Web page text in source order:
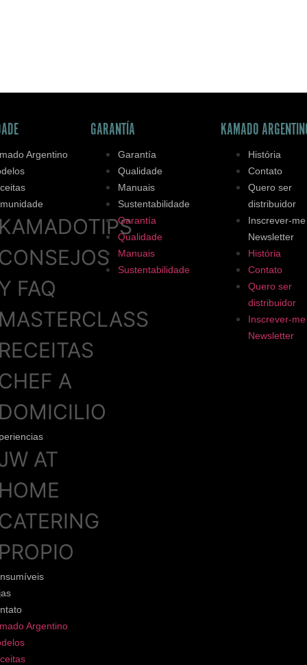
Argentino
KAMADOTIPS
CONSEJOS
FAQ
MASTERCLASS
RECEITAS
CHEF A
DOMICILIO
AT
HOME
CATERING
PROPIO
Argentino
GARANTÍA
Garantía
Qualidade
Manuais
Sustentabilidade
Garantía
Qualidade
Manuais
Sustentabilidade
KAMADO
História
Contato
Quero ser
distribuidor
Inscrever-
Newsletter
História
Contato
Quero ser
distribuidor
Inscrever-
Newsletter